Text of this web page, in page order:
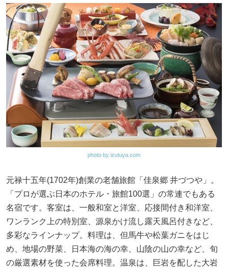
photo by izutuya.com
元禄十五年(1702年)創業の老舗旅館「佳泉郷 井づつや」。
「プロが選ぶ日本のホテル・旅館100選」の常連でもある
名宿です。客室は、一般和室と洋室、応接間付き和洋室、
ワンランク上の特別室、源泉かけ流し露天風呂付きなど、
多彩なラインナップ。料理は、但馬牛や松葉ガニをはじ
め、地場の野菜、日本海の海の幸、山陰の山の幸など、旬
の厳選素材を使った会席料理。温泉は、巨岩を配した大岩